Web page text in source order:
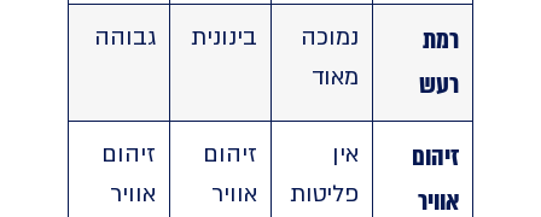
נמוכה
בינונית גבוהה
פליטות
אוויר
זיהום